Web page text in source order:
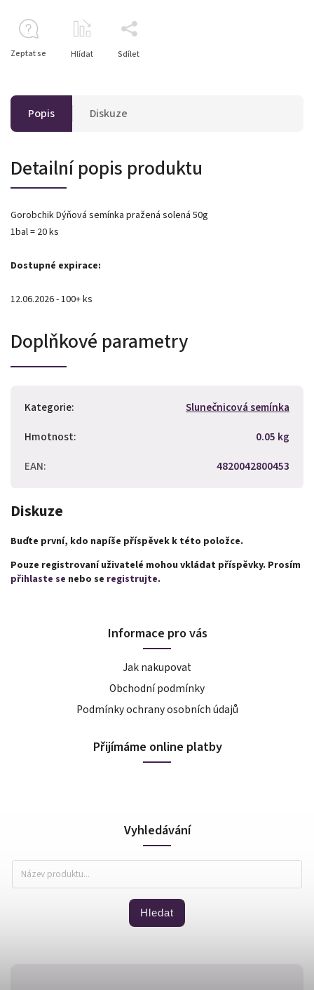
Zeptat se Hlídat Sdílet
Popis Diskuze
Detailní popis produktu
Gorobchik Dýňová semínka pražená solená 50g
1bal = 20 ks
Dostupné expirace:
12.06.2026 - 100+ ks
Doplňkové parametry
Kategorie:
Slunečnicová semínka
Hmotnost:
0.05 kg
EAN: 4820042800453
Diskuze
Buďte první, kdo napíše příspěvek k této položce.
Pouze registrovaní uživatelé mohou vkládat příspěvky. Prosím
přihlaste se nebo se registrujte.
Informace pro vás
Jak nakupovat
Obchodní podmínky
Podmínky ochrany osobních údajů
Přijímáme online platby
Vyhledávání
Hledat